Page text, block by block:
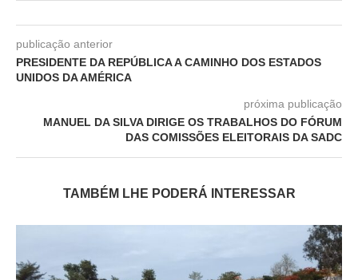
publicação anterior
PRESIDENTE DA REPÚBLICA A CAMINHO DOS ESTADOS
UNIDOS DA AMÉRICA
próxima publicação
MANUEL DA SILVA DIRIGE OS TRABALHOS DO FÓRUM
DAS COMISSÕES ELEITORAIS DA SADC
TAMBÉM LHE PODERÁ INTERESSAR